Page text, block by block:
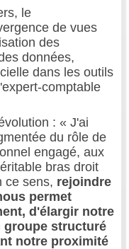
le
de vues
des
données,
dans les outils
comptable
: « J'ai
du rôle de
engagé, aux
bras droit
ce sens, rejoindre
permet
d'élargir notre
groupe structuré
notre proximité